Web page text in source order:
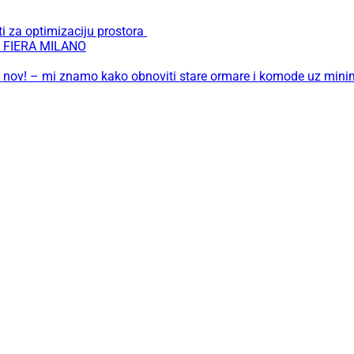
za optimizaciju prostora
MILANO
– mi znamo kako obnoviti stare ormare i komode uz